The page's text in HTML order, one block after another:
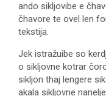
ando sikljovibe e
čhavore te ovel len
tekstija.
Jek istražuibe so
o sikljovne kotrar
sikljon thaj lengere
akala sikljovne